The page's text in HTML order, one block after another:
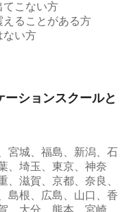
てこない方
ることがある方
ない方
ションスクールと
宮城、福島、新潟、石
、埼玉、東京、神奈
、滋賀、京都、奈良、
島根、広島、山口、香
、大分、熊本、宮崎、